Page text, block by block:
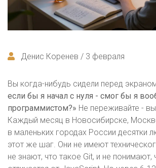
Денис Коренев / 3 февраля
Вы когда-нибудь сидели перед
если бы я начал с нуля - смог бы я
программистом?» Не переживайте -
Каждый месяц в Новосибирске,
в маленьких городах России десятки
этот же шаг. Они не имеют
не знают, что такое Git, и не понимают,